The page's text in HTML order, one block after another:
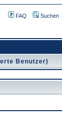
FAQ Suchen
Benutzer)